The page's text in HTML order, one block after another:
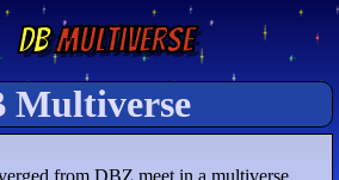
DBMultiverse
Multiverse
from DBZ meet in a multiverse